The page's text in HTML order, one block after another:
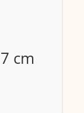
cm